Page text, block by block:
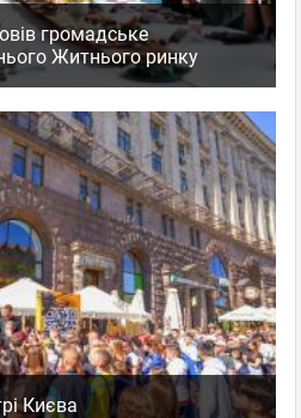
громадське
Житнього ринку
Києва